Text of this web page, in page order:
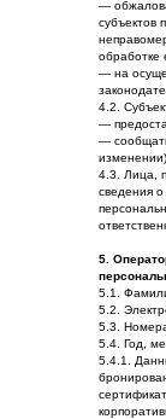
—
субъектов
обработке
— на
4.2.
—
—
4.3. Лица,
сведения
5.
5.1.
5.2.
5.3.
5.4. Год,
5.4.1.